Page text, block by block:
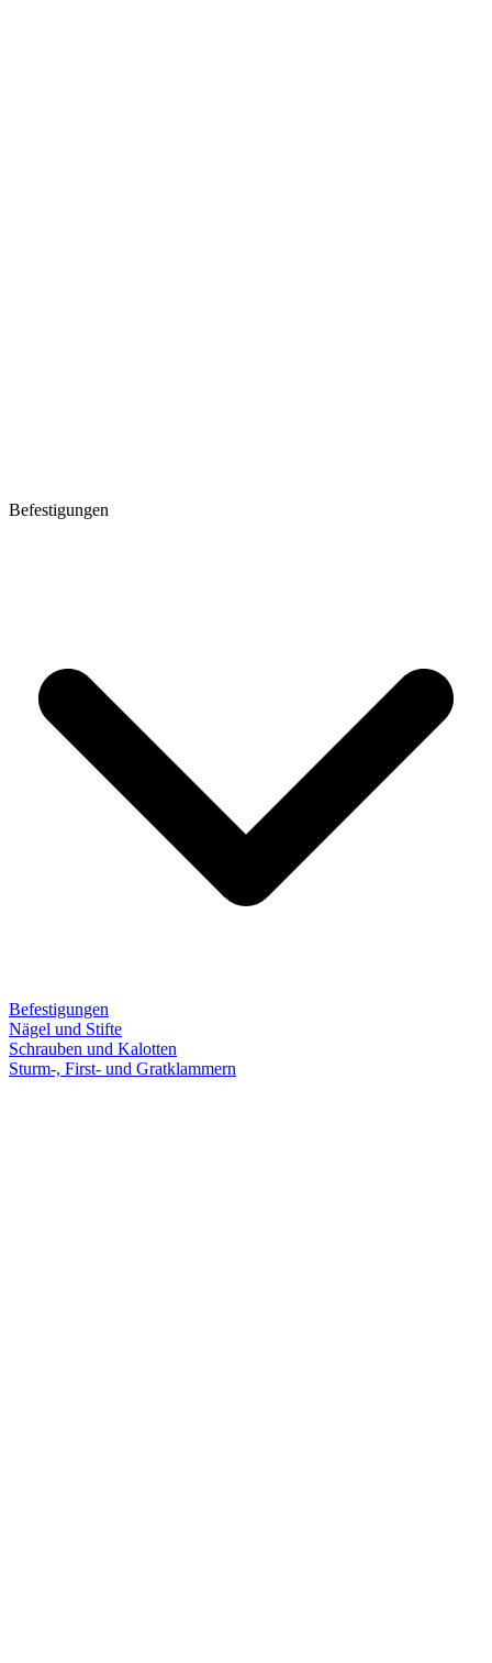
Befestigungen
Befestigungen
Nägel und Stifte
Schrauben und Kalotten
Sturm-, First- und Gratklammern